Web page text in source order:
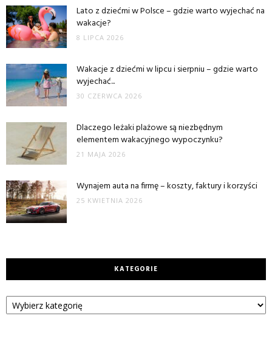
Lato z dziećmi w Polsce – gdzie warto wyjechać na
wakacje?
8 LIPCA 2026
Wakacje z dziećmi w lipcu i sierpniu – gdzie warto
wyjechać...
30 CZERWCA 2026
Dlaczego leżaki plażowe są niezbędnym
elementem wakacyjnego wypoczynku?
21 MAJA 2026
Wynajem auta na firmę – koszty, faktury i korzyści
25 KWIETNIA 2026
KATEGORIE
Kategorie